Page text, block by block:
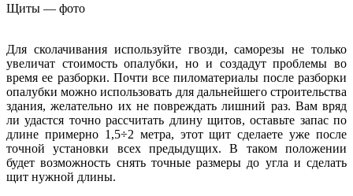
Щиты — фото
Для сколачивания используйте гвозди, саморезы не только
увеличат стоимость опалубки, но и создадут проблемы во
время ее разборки. Почти все пиломатериалы после разборки
опалубки можно использовать для дальнейшего строительства
здания, желательно их не повреждать лишний раз. Вам вряд
ли удастся точно рассчитать длину щитов, оставьте запас по
длине примерно 1,5÷2 метра, этот щит сделаете уже после
точной установки всех предыдущих. В таком положении
будет возможность снять точные размеры до угла и сделать
щит нужной длины.